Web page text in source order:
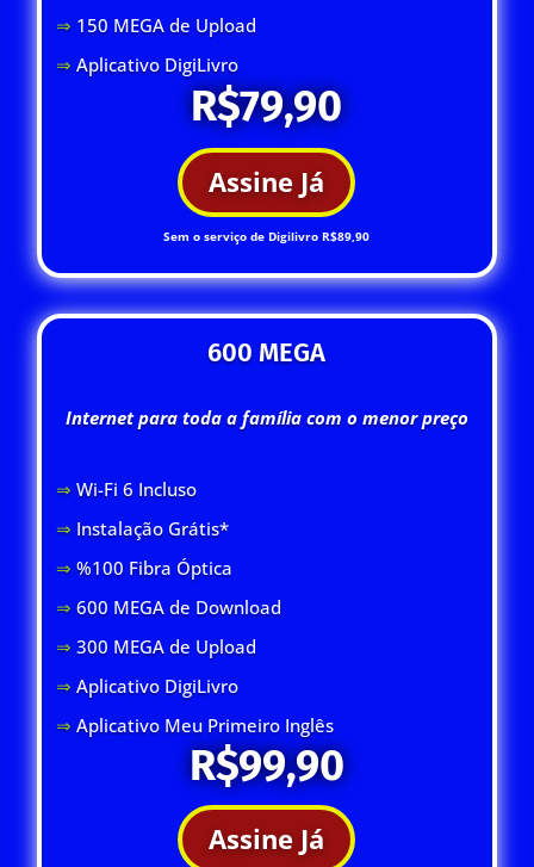
⇒ 150 MEGA de Upload
⇒Aplicativo DigiLivro
R$79,90
Assine Já
Sem o serviço de Digilivro R$89,90
600 MEGA
Internet para toda a família com o menor preço
⇒ Wi-Fi 6 Incluso
⇒ Instalação Grátis*
⇒ %100 Fibra Óptica
⇒ 600 MEGA de Download
⇒300 MEGA de Upload
⇒Aplicativo DigiLivro
⇒Aplicativo Meu Primeiro Inglês
R$99,90
Assine Já